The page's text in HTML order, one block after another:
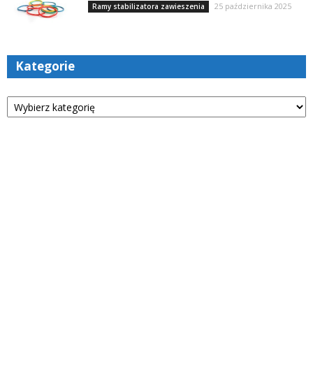
Ramy stabilizatora zawieszenia 25 października 2025
Kategorie
Kategorie